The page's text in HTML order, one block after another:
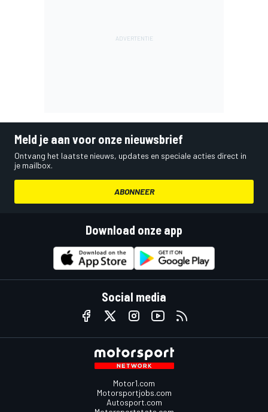
Meld je aan voor onze nieuwsbrief
Ontvang het laatste nieuws, updates en speciale acties direct in
je mailbox.
ABONNEER
Download onze app
Social media
Motor1.com
Motorsportjobs.com
Autosport.com